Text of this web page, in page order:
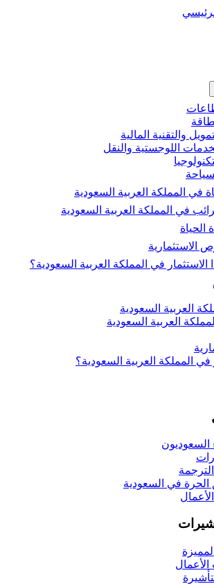
والتقنية المالية
اللوجستية والنقل
في المملكة العربية السعودية
في المملكة العربية السعودية
الحياة
الاستثمارية
الاستثمار في المملكة العربية السعودية؟
العربية السعودية
العربية السعودية
في المملكة العربية السعودية؟
السعوديون
الحرة في السعودية